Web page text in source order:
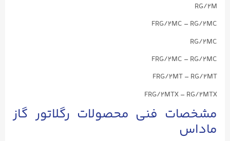
RG/2M
FRG/2MC – RG/2MC
RG/2MC
FRG/2MC – RG/2MC
FRG/2MT – RG/2MT
FRG/2MTX – RG/2MTX
مشخصات فنی محصولات رگلاتور گاز
ماداس